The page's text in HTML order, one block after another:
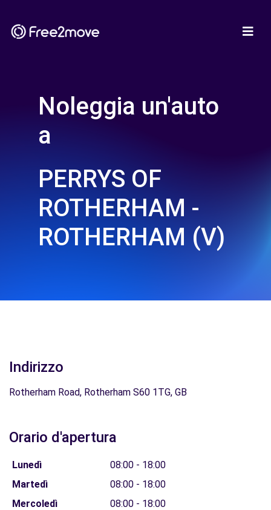
Noleggia un'auto
a
PERRYS OF
ROTHERHAM -
ROTHERHAM (V)
Indirizzo
Rotherham Road, Rotherham S60 1TG, GB
Orario d'apertura
Lunedì
08:00 - 18:00
Martedì
08:00 - 18:00
Mercoledì
08:00 - 18:00